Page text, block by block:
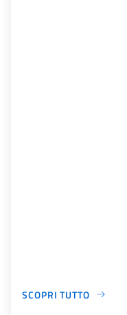
SCOPRI TUTTO